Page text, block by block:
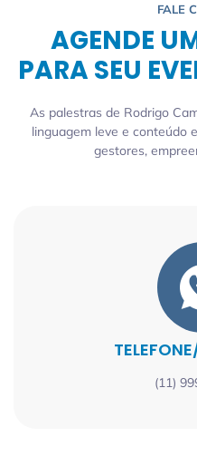
FALE
AGENDE
PARA SEU
As palestras de Rodrigo
linguagem leve e conteúdo
gestores,
(11)